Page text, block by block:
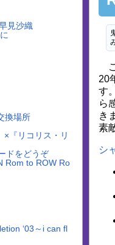
20
す
ら
き
素
シ
見沙織
換場所
×『リコリス・リ
ドをどうぞ
Rom to ROW Ro
‘03～i can fl